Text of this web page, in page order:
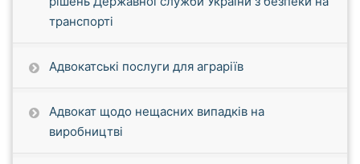
транспорті
Адвокатські послуги для аграріїв
Адвокат щодо нещасних випадків на
виробництві